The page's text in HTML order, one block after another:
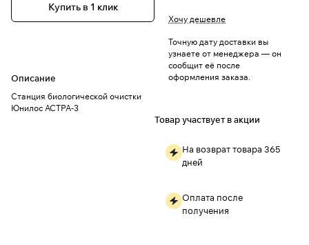
Купить в 1 клик
Описание
Станция биологической очистки
Юнилос АСТРА-3
Хочу дешевле
Точную дату доставки вы
узнаете от менеджера — он
сообщит её после
оформления заказа.
Товар участвует в акции
На возврат товара 365
дней
Оплата после
получения